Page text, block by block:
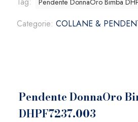
Pendente DonnaOro Bimba
Categorie: COLLANE &
Pendente DonnaOro
DHPF7237.003